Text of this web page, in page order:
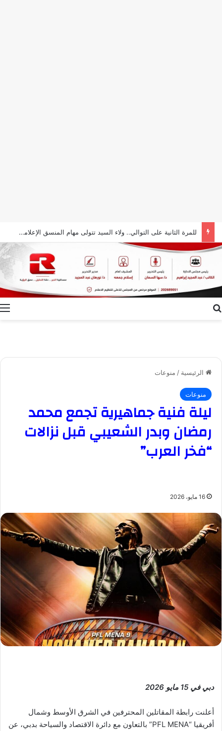
للمرة الثانية على التوالي.. ولاء السيد تتولى مهام المنسق الإعلامي لمهرجان “الأفضل بين الأفضل” في دورته الخامسة
الرئيسية / منوعات
منوعات
ليلة فنية جماهيرية تجمع محمد
رمضان وبدر الشعيبي قبل نزالات
“فخر العرب”
16 مايو، 2026
دبي في 15 مايو 2026
أعلنت رابطة المقاتلين المحترفين في الشرق الأوسط وشمال
أفريقيا “PFL MENA” بالتعاون مع دائرة الاقتصاد والسياحة بدبي، عن